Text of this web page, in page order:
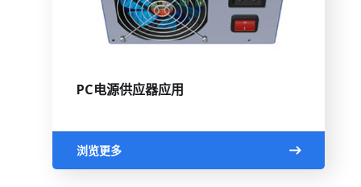
PC电源供应器应用
浏览更多